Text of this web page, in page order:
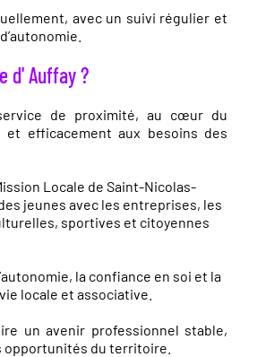
avec un suivi régulier et
d' Auffay ?
de proximité, au cœur du
efficacement aux besoins des
Locale de Saint-Nicolas-
jeunes avec les entreprises, les
sportives et citoyennes
la confiance en soi et la
locale et associative.
un avenir professionnel stable,
opportunités du territoire.